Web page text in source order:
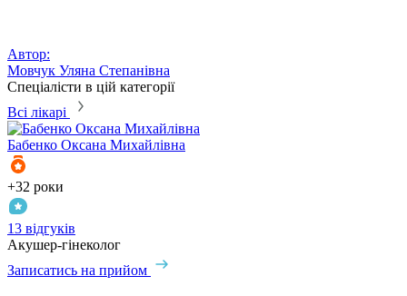
Автор:
Мовчук Уляна Степанівна
Спеціалісти в цій категорії
Всі лікарі
Бабенко Оксана Михайлівна
+32 роки
13 відгуків
Акушер-гінеколог
Записатись на прийом